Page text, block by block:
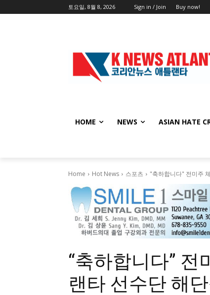
토요일, 8월 8, 2026 Sign in / Join Buy now!
HOME NEWS ASIAN HATE
Home Hot News 스포츠 "축하합니다" 전미주
“축하합니다” 전
랜타 선수단 해